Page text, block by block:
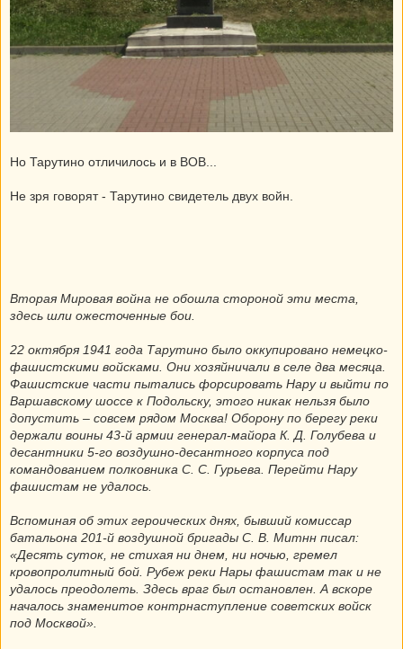
Но Тарутино отличилось и в ВОВ...
Не зря говорят - Тарутино свидетель двух войн.
Вторая Мировая война не обошла стороной эти места,
здесь шли ожесточенные бои.
22 октября 1941 года Тарутино было оккупировано немецко-
фашистскими войсками. Они хозяйничали в селе два месяца.
Фашистские части пытались форсировать Нару и выйти по
Варшавскому шоссе к Подольску, этого никак нельзя было
допустить – совсем рядом Москва! Оборону по берегу реки
держали воины 43-й армии генерал-майора К. Д. Голубева и
десантники 5-го воздушно-десантного корпуса под
командованием полковника С. С. Гурьева. Перейти Нару
фашистам не удалось.
Вспоминая об этих героических днях, бывший комиссар
батальона 201-й воздушной бригады С. В. Митнн писал:
«Десять суток, не стихая ни днем, ни ночью, гремел
кровопролитный бой. Рубеж реки Нары фашистам так и не
удалось преодолеть. Здесь враг был остановлен. А вскоре
началось знаменитое контрнаступление советских войск
под Москвой».